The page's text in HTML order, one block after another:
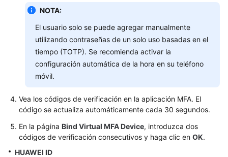
inicio
de
sesión
Política
de
contraseñas
ACL
de
identidades
NOTA:
El usuario solo se puede agregar manualmente
utilizando contraseñas de un solo uso basadas en el
tiempo (TOTP). Se recomienda activar la
configuración automática de la hora en su teléfono
móvil.
Vea los códigos de verificación en la aplicación MFA. El
código se actualiza automáticamente cada 30 segundos.
En la página Bind Virtual MFA Device, introduzca dos
códigos de verificación consecutivos y haga clic en OK.
HUAWEI ID